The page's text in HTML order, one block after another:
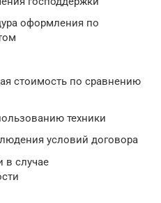
оформления по
стоимость по сравнению
техники
условий договора
в случае